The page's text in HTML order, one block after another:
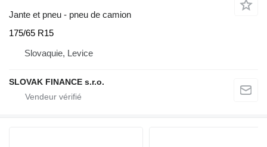
Jante et pneu - pneu de camion
175/65 R15
Slovaquie, Levice
SLOVAK FINANCE s.r.o.